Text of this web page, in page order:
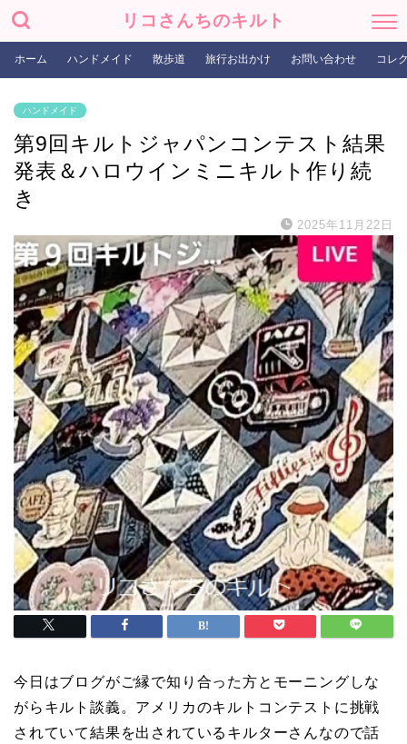
リコさんちのキルト
ホーム ハンドメイド 散歩道 旅行お出かけ お問い合わせ コレ
ハンドメイド
第9回キルトジャパンコンテスト結果
発表＆ハロウインミニキルト作り続
き
2025年11月22日
今日はブログがご縁で知り合った方とモーニングしな
がらキルト談義。アメリカのキルトコンテストに挑戦
されていて結果を出されているキルターさんなので話